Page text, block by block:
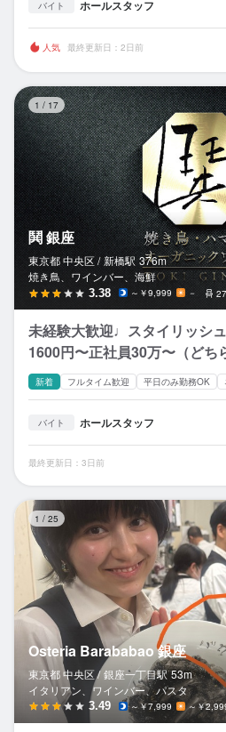
バイト ホールスタッフ
人気 最終更新日：2日前
1 / 17
鬨 銀座
東京都 中央区 / 新橋駅 376m
焼き鳥、ワインバー、海鮮
3.38 ～￥9,999 －
未経験大歓迎♩スタイリッシ
1600円〜正社員30万〜（どち
新着 フルタイム歓迎 平日のみ勤務OK
バイト ホールスタッフ
最終更新日：3日前
1 / 25
Osteria Barababao 銀座
東京都 中央区 / 銀座一丁目駅 53m
イタリアン、ワインバー、パスタ
3.49 ～￥7,999 ～￥